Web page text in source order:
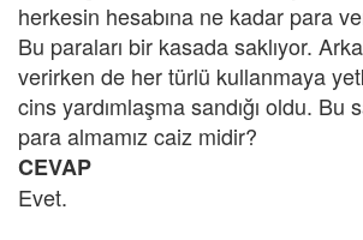
herkesin hesabına ne kadar para
Bu paraları bir kasada saklıyor.
verirken de her türlü kullanmaya
cins yardımlaşma sandığı oldu. Bu
para almamız caiz midir?
CEVAP
Evet.